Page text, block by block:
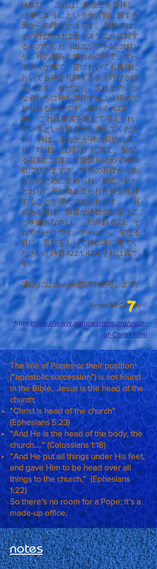
14:6,7）。これは、創造主を崇拝し
に来るようにという全人類に対する
天からの呼びかけです。 契約では、
その呼びかけは全イスラエルに対す
るものでした（出エジプト記 31:17）
が、神の恵みと憐れみの中で、すべ
ての人が来て、霊においても真理に
おいても神を礼拝するよう呼びかけ
ています。なぜなら、父はそのよう
な者たちに神を崇拝するよう求めて
おられるからです。ヨハネ 4:22-
24。 これは聖書を通して与えられ
ているという観点から考えてくださ
い。 神は、あなたが神の契約に入
り、7日目（土曜日）に来て、聖な
る召集に出席して愛情を込めて神の
前にひざまずき、世界の基礎からあ
なたのために定められ、創造された
とおりに天と地を造られた神を礼拝
することを望んでおられます。 「耳
のある者は、御霊が諸教会に言うこ
とを聞きなさい。」黙示録 3:22、そ
れでもそうです、アーメン。 聖なる
日に、喜びをもって神の家に来てく
ださい！詩篇 122:1; 42:4 それは義で
す。
[翻訳にはGoogle翻訳を使用します]
James McCauley
7
from https://www.gotquestions.org/vicar-
of-Christ.html
The line of Popes or their position
(“apostolic succession”) is not found
in the Bible. Jesus is the head of the
church:
“Christ is head of the church”
(Ephesians 5:23)
“And He is the head of the body, the
church....” (Colossians 1:18)
“And He put all things under His feet,
and gave Him to be head over all
things to the church,” (Ephesians
1:22)
So there’s no room for a Pope; it’s a
made-up office.
notes